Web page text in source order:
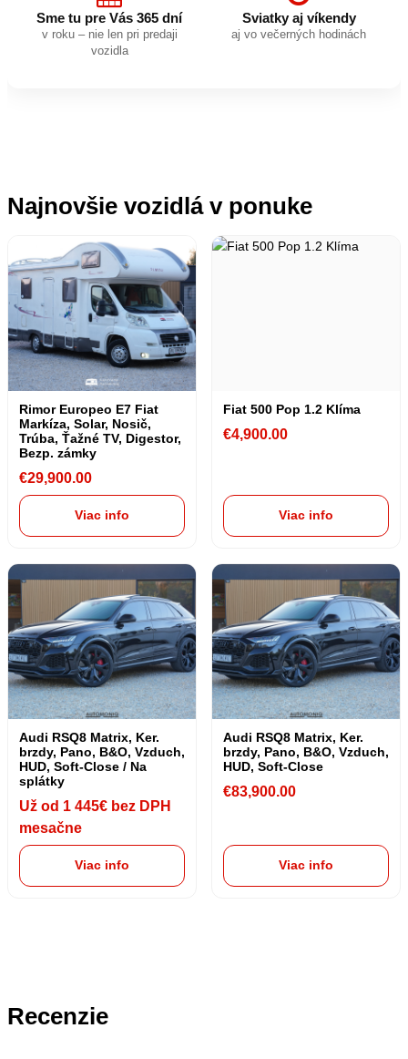
Sme tu pre Vás 365 dní
v roku – nie len pri predaji
vozidla
Sviatky aj víkendy
aj vo večerných hodinách
Najnovšie vozidlá v ponuke
Rimor Europeo E7 Fiat
Markíza, Solar, Nosič,
Trúba, Ťažné TV, Digestor,
Bezp. zámky
€29,900.00
Viac info
Fiat 500 Pop 1.2 Klíma
€4,900.00
Viac info
Audi RSQ8 Matrix, Ker.
brzdy, Pano, B&O, Vzduch,
HUD, Soft-Close / Na
splátky
Už od 1 445€ bez DPH
mesačne
Viac info
Audi RSQ8 Matrix, Ker.
brzdy, Pano, B&O, Vzduch,
HUD, Soft-Close
€83,900.00
Viac info
Recenzie